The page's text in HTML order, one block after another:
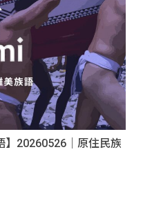
】20260526｜原住民族